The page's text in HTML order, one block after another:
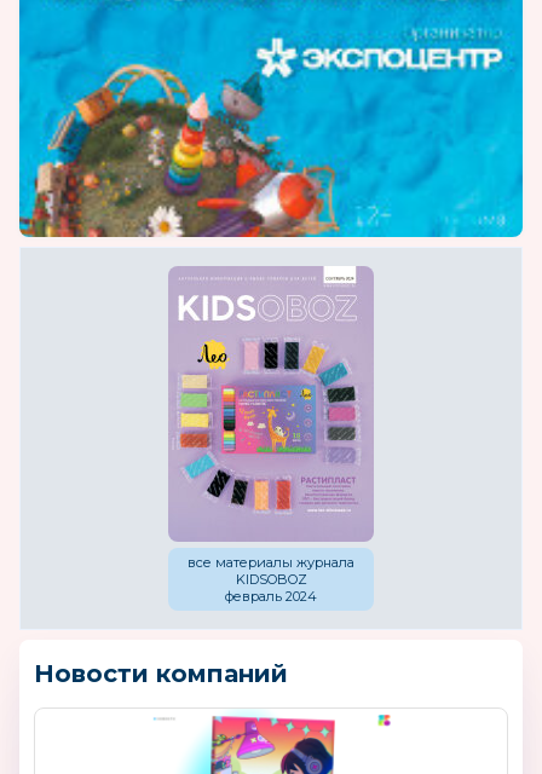
все материалы журнала
KIDSOBOZ
февраль 2024
Новости компаний